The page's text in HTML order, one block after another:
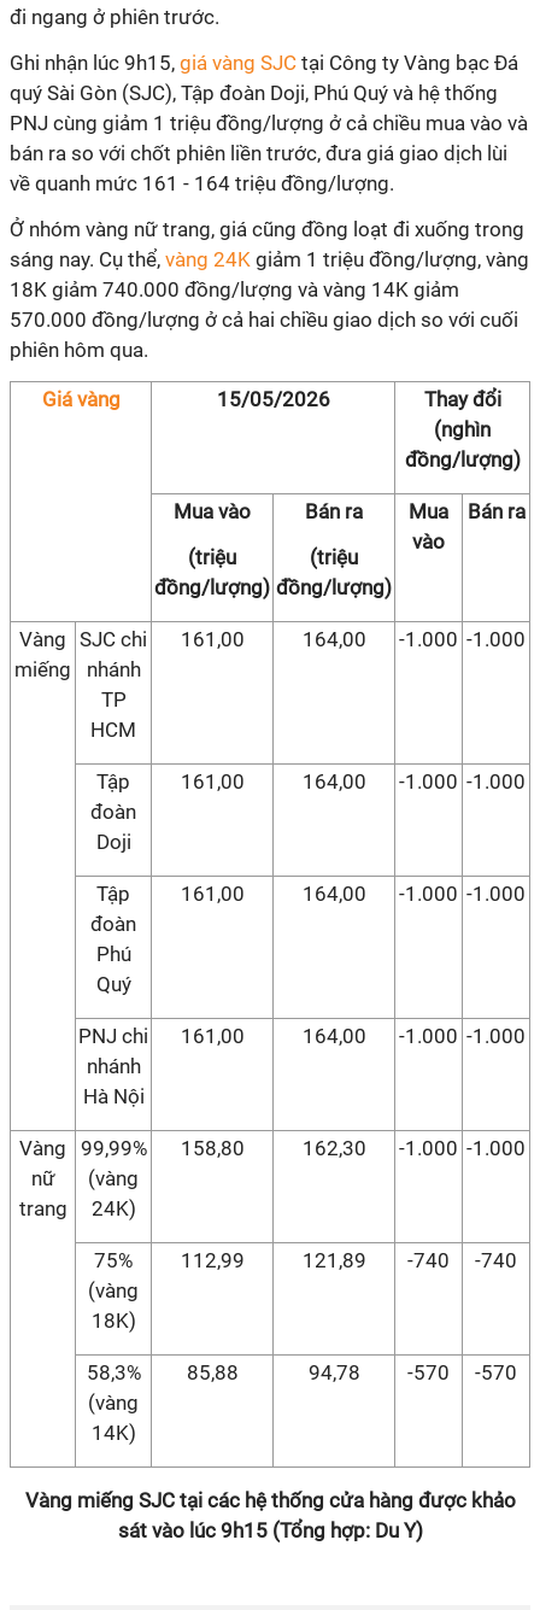
đi ngang ở phiên trước.
Ghi nhận lúc 9h15, giá vàng SJC tại Công ty Vàng bạc Đá
quý Sài Gòn (SJC), Tập đoàn Doji, Phú Quý và hệ thống
PNJ cùng giảm 1 triệu đồng/lượng ở cả chiều mua vào và
bán ra so với chốt phiên liền trước, đưa giá giao dịch lùi
về quanh mức 161 - 164 triệu đồng/lượng.
Ở nhóm vàng nữ trang, giá cũng đồng loạt đi xuống trong
sáng nay. Cụ thể, vàng 24K giảm 1 triệu đồng/lượng, vàng
18K giảm 740.000 đồng/lượng và vàng 14K giảm
570.000 đồng/lượng ở cả hai chiều giao dịch so với cuối
phiên hôm qua.
Giá vàng 15/05/2026
Thay đổi
(nghìn
đồng/lượng)
Mua vào
(triệu
đồng/lượng)
Bán ra
(triệu
đồng/lượng)
Mua
vào
Bán ra
Vàng
miếng
SJC chi
nhánh
TP
HCM
161,00 164,00 -1.000 -1.000
Tập
đoàn
Doji
161,00 164,00 -1.000 -1.000
Tập
đoàn
Phú
Quý
161,00 164,00 -1.000 -1.000
PNJ chi
nhánh
Hà Nội
161,00 164,00 -1.000 -1.000
Vàng
nữ
trang
99,99%
(vàng
24K)
158,80 162,30 -1.000 -1.000
75%
(vàng
18K)
112,99 121,89 -740 -740
58,3%
(vàng
14K)
85,88 94,78 -570 -570
Vàng miếng SJC tại các hệ thống cửa hàng được khảo
sát vào lúc 9h15 (Tổng hợp: Du Y)